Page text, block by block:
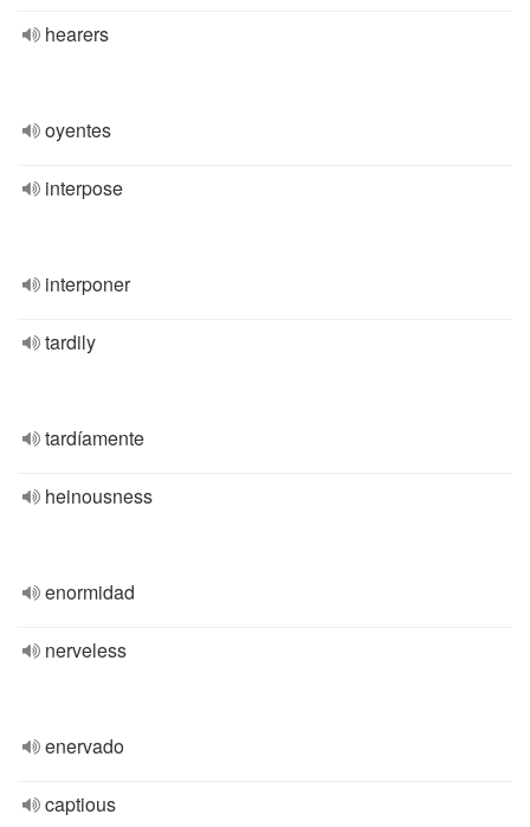
hearers
oyentes
interpose
interponer
tardily
tardíamente
heinousness
enormidad
nerveless
enervado
captious